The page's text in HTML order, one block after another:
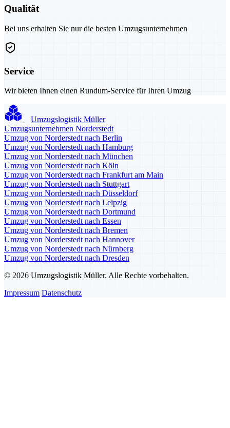
Qualität
Bei uns erhalten Sie nur die besten Umzugsunternehmen
Service
Wir bieten Ihnen einen Rundum-Service für Ihren Umzug
Umzugslogistik Müller
Umzugsunternehmen Norderstedt
Umzug von Norderstedt nach Berlin
Umzug von Norderstedt nach Hamburg
Umzug von Norderstedt nach München
Umzug von Norderstedt nach Köln
Umzug von Norderstedt nach Frankfurt am Main
Umzug von Norderstedt nach Stuttgart
Umzug von Norderstedt nach Düsseldorf
Umzug von Norderstedt nach Leipzig
Umzug von Norderstedt nach Dortmund
Umzug von Norderstedt nach Essen
Umzug von Norderstedt nach Bremen
Umzug von Norderstedt nach Hannover
Umzug von Norderstedt nach Nürnberg
Umzug von Norderstedt nach Dresden
© 2026 Umzugslogistik Müller. Alle Rechte vorbehalten.
Impressum Datenschutz